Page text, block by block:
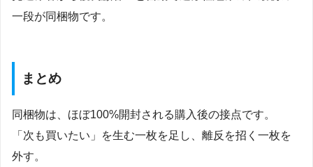
一段が同梱物です。
まとめ
同梱物は、ほぼ100%開封される購入後の接点です。
「次も買いたい」を生む一枚を足し、離反を招く一枚を
外す。